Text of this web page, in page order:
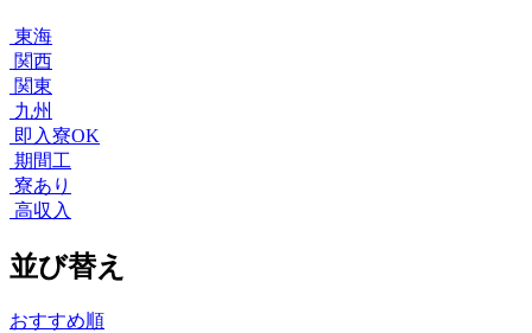
東海
関西
関東
九州
即入寮OK
期間工
寮あり
高収入
並び替え
おすすめ順